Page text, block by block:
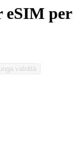
eSIM per
validità